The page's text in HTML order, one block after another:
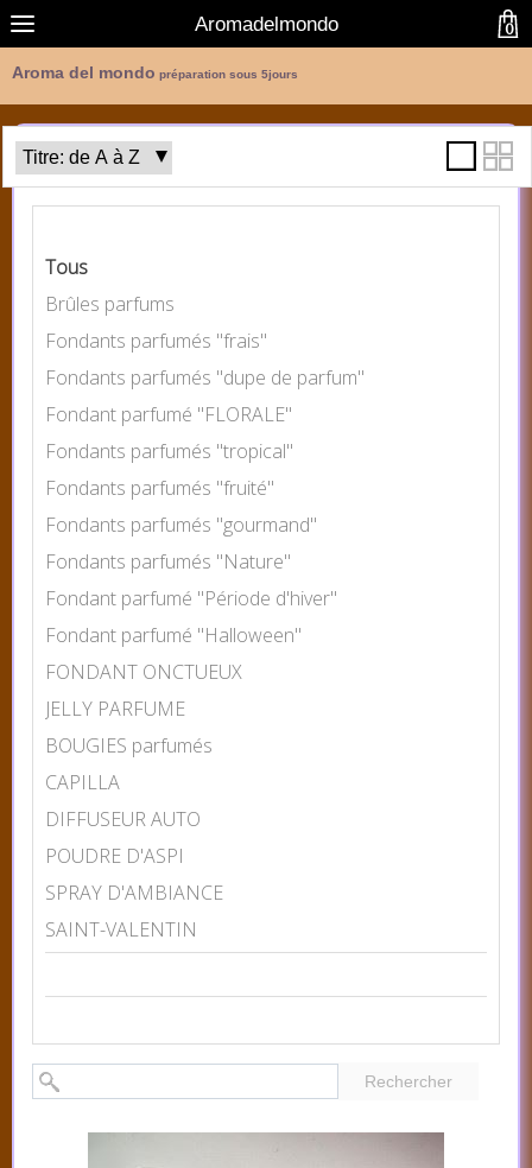
Aromadelmondo
Aroma del mondo préparation sous 5jours
Tous
Brûles parfums
Fondants parfumés "frais"
Fondants parfumés "dupe de parfum"
Fondant parfumé "FLORALE"
Fondants parfumés "tropical"
Fondants parfumés "fruité"
Fondants parfumés "gourmand"
Fondants parfumés "Nature"
Fondant parfumé "Période d'hiver"
Fondant parfumé "Halloween"
FONDANT ONCTUEUX
JELLY PARFUME
BOUGIES parfumés
CAPILLA
DIFFUSEUR AUTO
POUDRE D'ASPI
SPRAY D'AMBIANCE
SAINT-VALENTIN
Rechercher
0